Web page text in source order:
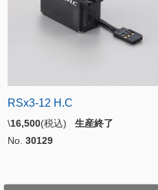
RSx3-12 H.C
\16,500(税込) 生産終了
No. 30129